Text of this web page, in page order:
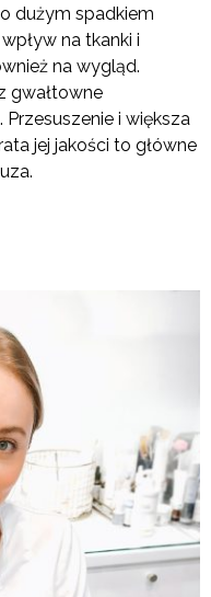
dużym spadkiem
na tkanki i
na wygląd.
gwałtowne
i większa
jej jakości to główne